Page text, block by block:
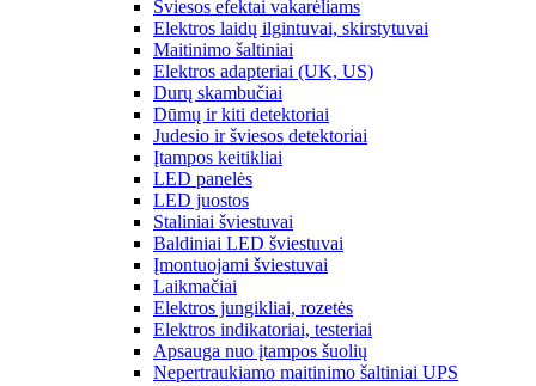
Šviesos efektai vakarėliams
Elektros laidų ilgintuvai, skirstytuvai
Maitinimo šaltiniai
Elektros adapteriai (UK, US)
Durų skambučiai
Dūmų ir kiti detektoriai
Judesio ir šviesos detektoriai
Įtampos keitikliai
LED panelės
LED juostos
Staliniai šviestuvai
Baldiniai LED šviestuvai
Įmontuojami šviestuvai
Laikmačiai
Elektros jungikliai, rozetės
Elektros indikatoriai, testeriai
Apsauga nuo įtampos šuolių
Nepertraukiamo maitinimo šaltiniai UPS